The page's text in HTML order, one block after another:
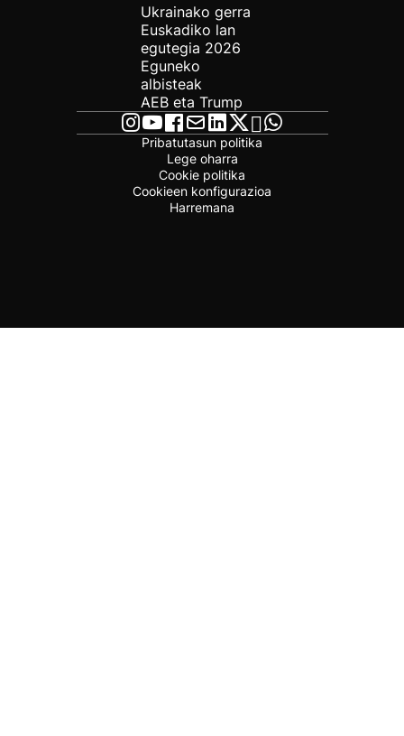
Ukrainako gerra
Euskadiko lan
egutegia 2026
Eguneko
albisteak
AEB eta Trump
Pribatutasun politika
Lege oharra
Cookie politika
Cookieen konfigurazioa
Harremana